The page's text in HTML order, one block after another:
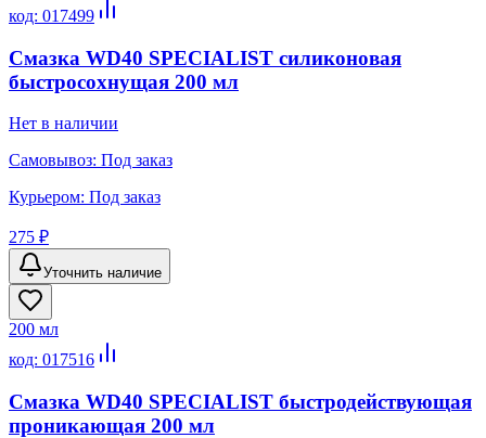
код: 017499
Смазка WD40 SPECIALIST силиконовая
быстросохнущая 200 мл
Нет в наличии
Самовывоз: Под заказ
Курьером: Под заказ
275 ₽
Уточнить наличие
200 мл
код: 017516
Смазка WD40 SPECIALIST быстродействующая
проникающая 200 мл